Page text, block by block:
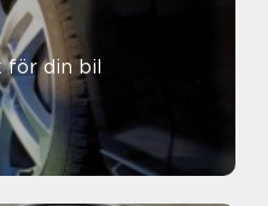
för din bil